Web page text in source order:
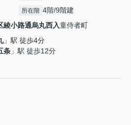
所在階 4階/9階建
綾小路通烏丸西入童侍者町
」駅 徒歩4分
条 」駅 徒歩12分